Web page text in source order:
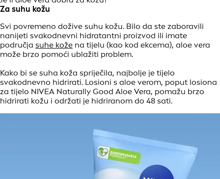
Za suhu kožu
Svi povremeno dožive suhu kožu. Bilo da ste zaboravili
nanijeti svakodnevni hidratantni proizvod ili imate
područja suhe kože na tijelu (kao kod ekcema), aloe vera
može brzo pomoći ublažiti problem.
Kako bi se suha koža spriječila, najbolje je tijelo
svakodnevno hidrirati. Losioni s aloe verom, poput losiona
za tijelo NIVEA Naturally Good Aloe Vera, pomažu brzo
hidrirati kožu i održati je hidriranom do 48 sati.